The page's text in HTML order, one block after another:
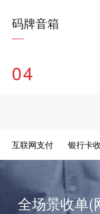
码牌音箱
04
互联网支付 银行卡
全场景收单(